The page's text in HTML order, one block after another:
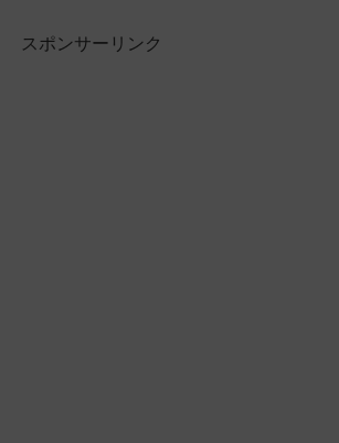
スポンサーリンク